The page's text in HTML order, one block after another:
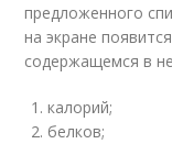
предложенного
на экране
содержащемся в
калорий;
белков;